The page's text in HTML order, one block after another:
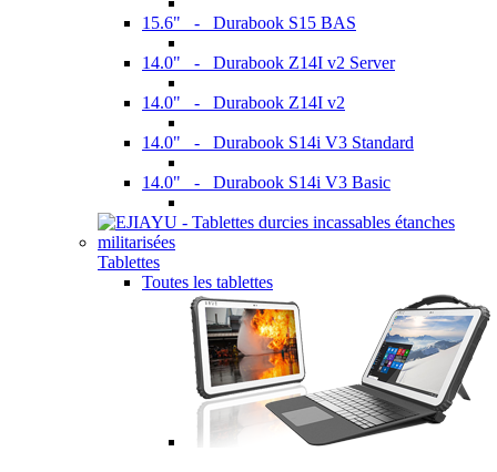
15.6" - Durabook S15 BAS
14.0" - Durabook Z14I v2 Server
14.0" - Durabook Z14I v2
14.0" - Durabook S14i V3 Standard
14.0" - Durabook S14i V3 Basic
Tablettes
Toutes les tablettes